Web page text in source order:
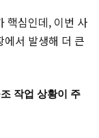
핵심인데, 이번 사
서 발생해 더 큰
작업 상황이 주